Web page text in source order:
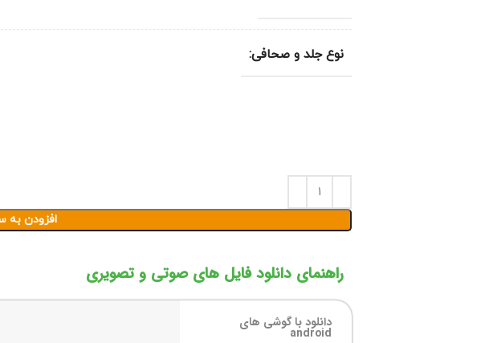
نوع جلد و صحافی:
افزودن به
راهنمای دانلود فایل های صوتی و تصویری
دانلود با گوشی های
android